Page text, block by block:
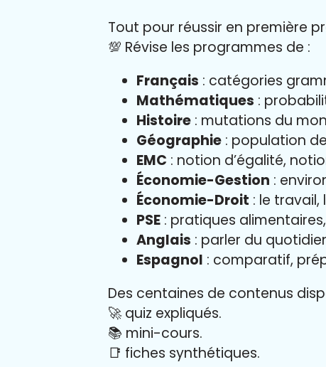
Tout pour réussir en première
💯 Révise les programmes de :
Français : catégories
Mathématiques :
Histoire : mutations du
Géographie : population
EMC : notion d’égalité,
Économie-Gestion :
Économie-Droit : le
PSE : pratiques
Anglais : parler du
Espagnol : comparatif,
Des centaines de contenus
🚀 quiz expliqués.
📚 mini-cours.
📑 fiches synthétiques.